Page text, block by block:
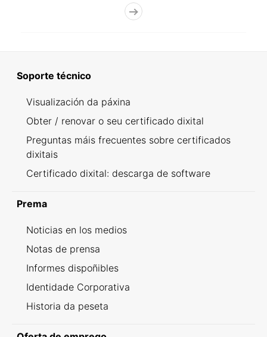
Soporte técnico
Visualización da páxina
Obter / renovar o seu certificado dixital
Preguntas máis frecuentes sobre certificados
dixitais
Certificado dixital: descarga de software
Prema
Noticias en los medios
Notas de prensa
Informes dispoñibles
Identidade Corporativa
Historia da peseta